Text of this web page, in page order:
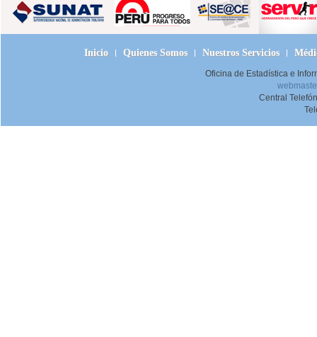
Inicio Quienes Somos Nuestros Servicios
Oficina de Estadística e
Central